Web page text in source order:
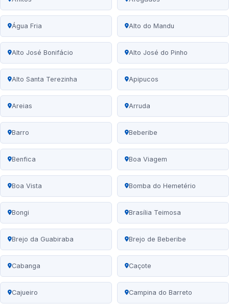
Água Fria Alto do Mandu
Alto José Bonifácio Alto José do Pinho
Alto Santa Terezinha Apipucos
Areias Arruda
Barro Beberibe
Benfica Boa Viagem
Boa Vista Bomba do Hemetério
Bongi Brasília Teimosa
Brejo da Guabiraba Brejo de Beberibe
Cabanga Caçote
Cajueiro Campina do Barreto